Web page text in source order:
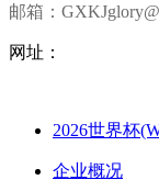
邮箱：
网址：
2026世界杯
企业概况